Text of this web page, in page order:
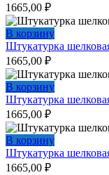
1665,00 ₽
В корзину
Штукатурка
1665,00 ₽
В корзину
Штукатурка
1665,00 ₽
В корзину
Штукатурка
1665,00 ₽